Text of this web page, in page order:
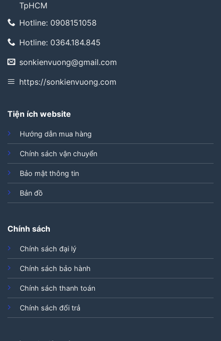
TpHCM
Hotline: 0908151058
Hotline: 0364.184.845
sonkienvuong@gmail.com
https://sonkienvuong.com
Tiện ích website
Hướng dẫn mua hàng
Chính sách vận chuyển
Bảo mật thông tin
Bản đồ
Chính sách
Chính sách đại lý
Chính sách bảo hành
Chính sách thanh toán
Chính sách đổi trả